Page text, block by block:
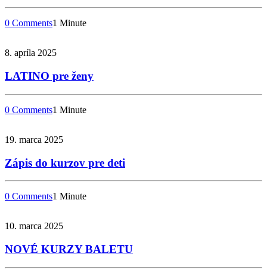
0 Comments1 Minute
8. apríla 2025
LATINO pre ženy
0 Comments1 Minute
19. marca 2025
Zápis do kurzov pre deti
0 Comments1 Minute
10. marca 2025
NOVÉ KURZY BALETU